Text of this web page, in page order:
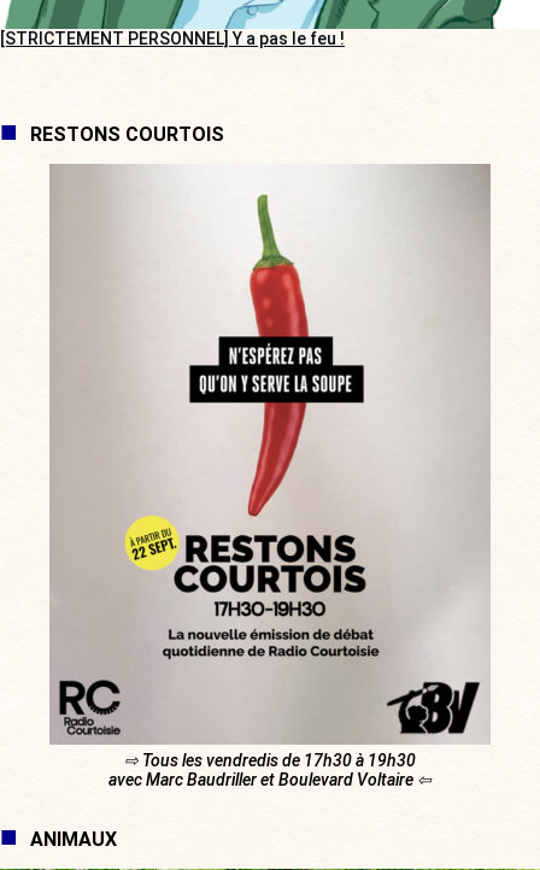
[STRICTEMENT PERSONNEL] Y a pas le feu !
RESTONS COURTOIS
⇨ Tous les vendredis de 17h30 à 19h30
avec Marc Baudriller et Boulevard Voltaire ⇦
ANIMAUX